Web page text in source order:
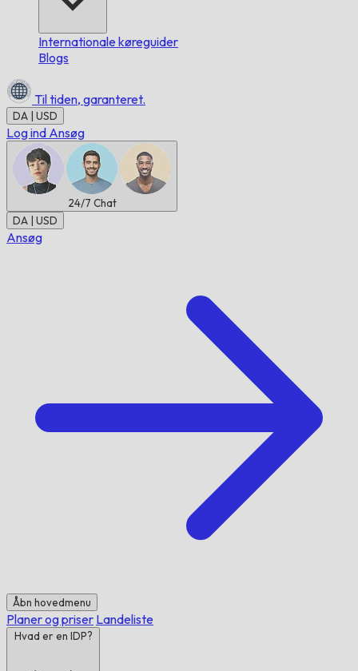
Internationale køreguider
Blogs
Til tiden, garanteret.
DA | USD
Log ind Ansøg
24/7 Chat
DA | USD
Ansøg
Åbn hovedmenu
Planer og priser Landeliste
Hvad er en IDP?